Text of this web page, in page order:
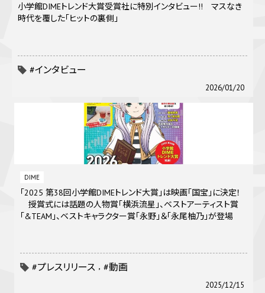
小学館DIMEトレンド大賞受賞社に特別インタビュー!! マスなき
時代を覆した｢ヒットの裏側｣
#インタビュー
2026/01/20
DIME
「2025 第38回小学館DIMEトレンド大賞」は映画「国宝」に決定！
授賞式には話題の人物賞「横浜流星」、ベストアーティスト賞
「&TEAM」、ベストキャラクター賞「永野」＆「永尾柚乃」が登場
#プレスリリース #動画
2025/12/15